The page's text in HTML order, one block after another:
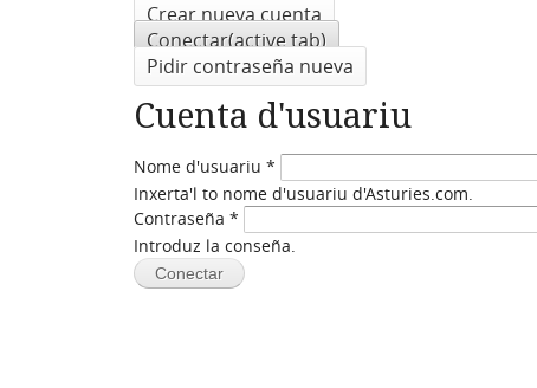
Crear nueva cuenta
Conectar(active tab)
Pidir contraseña nueva
Cuenta d'usuariu
Nome d'usuariu *
Inxerta'l to nome d'usuariu d'Asturies.com.
Contraseña *
Introduz la conseña.